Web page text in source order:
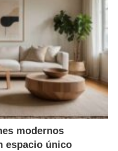
modernos
espacio único